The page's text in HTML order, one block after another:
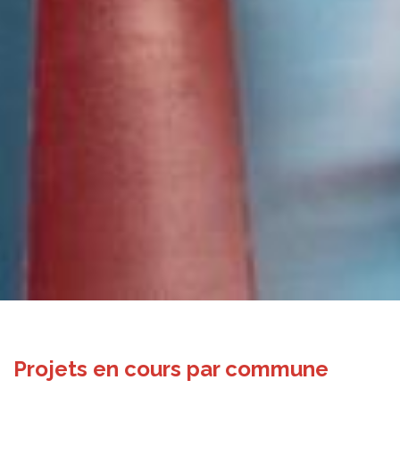
Projets en cours par commune